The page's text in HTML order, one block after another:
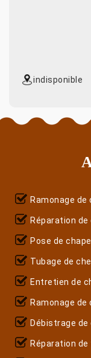
indisponible
Ramonage de
Réparation de
Pose de
Tubage de
Entretien de
Ramonage de
Débistrage de
Réparation